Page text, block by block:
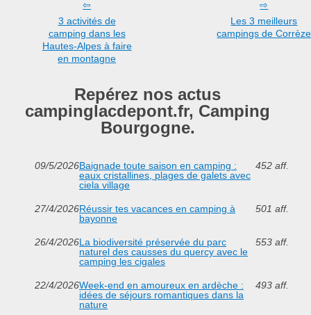
3 activités de
camping dans les
Hautes-Alpes à faire
en montagne
Les 3 meilleurs
campings de Corrèze
Repérez nos actus
campinglacdepont.fr, Camping
Bourgogne.
09/5/2026Baignade toute saison en camping :
eaux cristallines, plages de galets avec
ciela village
452 aff.
27/4/2026Réussir tes vacances en camping à
bayonne
501 aff.
26/4/2026La biodiversité préservée du parc
naturel des causses du quercy avec le
camping les cigales
553 aff.
22/4/2026Week-end en amoureux en ardèche :
idées de séjours romantiques dans la
nature
493 aff.